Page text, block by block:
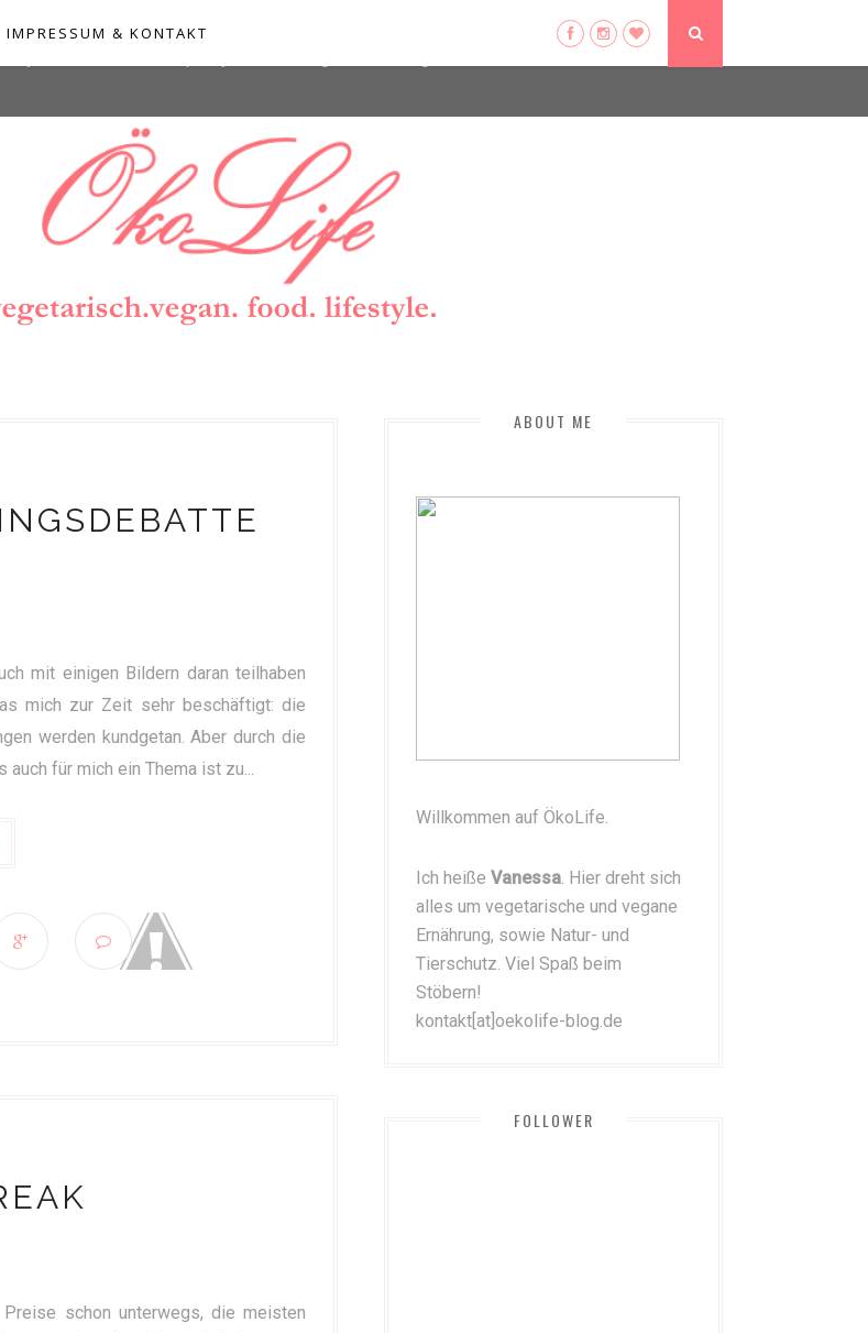
IMPRESSUM & KONTAKT
mit einigen Bildern daran teilhaben
mich zur Zeit sehr beschäftigt: die
werden kundgetan. Aber durch die
für mich ein Thema ist zu...
schon unterwegs, die meisten
ABOUT ME
Willkommen auf ÖkoLife.
Ich heiße Vanessa. Hier dreht sich
alles um vegetarische und vegane
Ernährung, sowie Natur- und
Tierschutz. Viel Spaß beim
Stöbern!
kontakt[at]oekolife-blog.de
FOLLOWER
to analyze traffic. Your IP address and user-agent